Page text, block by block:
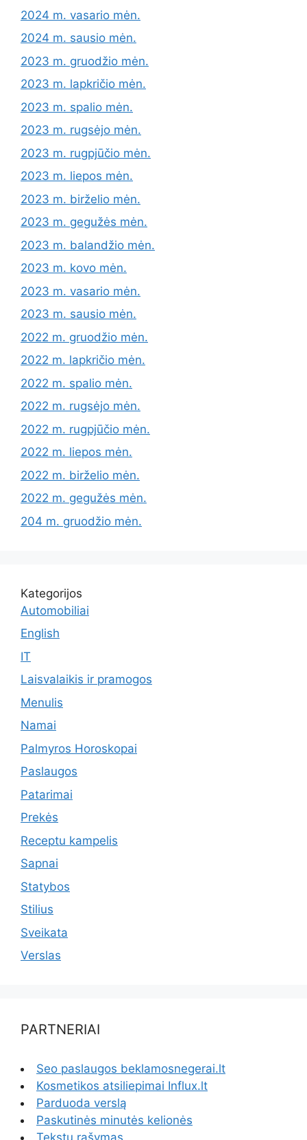
2024 m. vasario mėn.
2024 m. sausio mėn.
2023 m. gruodžio mėn.
2023 m. lapkričio mėn.
2023 m. spalio mėn.
2023 m. rugsėjo mėn.
2023 m. rugpjūčio mėn.
2023 m. liepos mėn.
2023 m. birželio mėn.
2023 m. gegužės mėn.
2023 m. balandžio mėn.
2023 m. kovo mėn.
2023 m. vasario mėn.
2023 m. sausio mėn.
2022 m. gruodžio mėn.
2022 m. lapkričio mėn.
2022 m. spalio mėn.
2022 m. rugsėjo mėn.
2022 m. rugpjūčio mėn.
2022 m. liepos mėn.
2022 m. birželio mėn.
2022 m. gegužės mėn.
204 m. gruodžio mėn.
Kategorijos
Automobiliai
English
IT
Laisvalaikis ir pramogos
Menulis
Namai
Palmyros Horoskopai
Paslaugos
Patarimai
Prekės
Receptu kampelis
Sapnai
Statybos
Stilius
Sveikata
Verslas
PARTNERIAI
Seo paslaugos beklamosnegerai.lt
Kosmetikos atsiliepimai Influx.lt
Parduoda verslą
Paskutinės minutės kelionės